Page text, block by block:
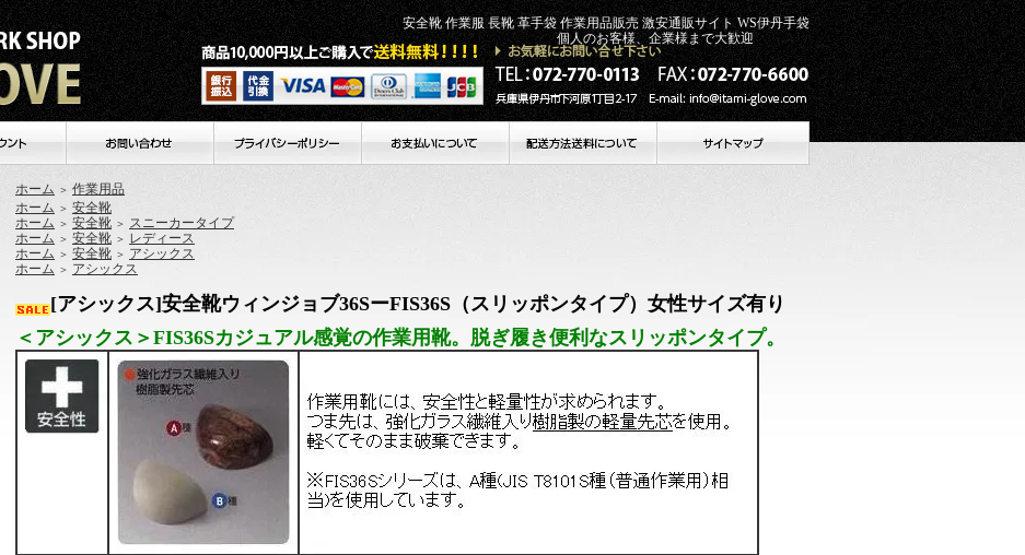
安全靴 作業服 長靴 革手袋 作業用品販売 激安通販サイト WS伊丹手袋
個人のお客様、企業様まで大歓迎
ホーム ＞ 作業用品
ホーム ＞ 安全靴
ホーム ＞ 安全靴 ＞ スニーカータイプ
ホーム ＞ 安全靴 ＞
レディース
ホーム ＞ 安全靴 ＞ アシックス
ホーム ＞ アシックス
[アシックス]安全靴ウィンジョブ36SーFIS36S（スリッポンタイプ）女性サイズ有り
＜アシックス＞FIS36Sカジュアル感覚の作業用靴。脱ぎ履き便利なスリッポンタイプ。